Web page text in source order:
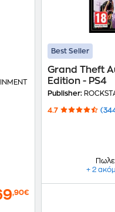
,90€
Best Seller
Grand Theft
Edition - PS4
Publisher:
4.7
+ 2